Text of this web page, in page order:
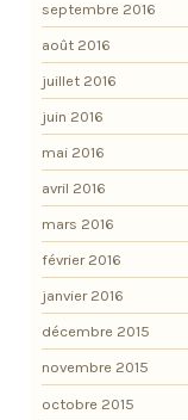
septembre 2016
août 2016
juillet 2016
juin 2016
mai 2016
avril 2016
mars 2016
février 2016
janvier 2016
décembre 2015
novembre 2015
octobre 2015